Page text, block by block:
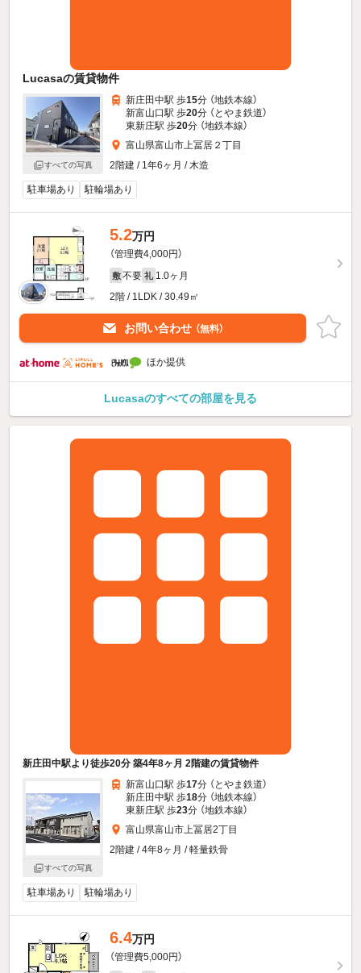
Lucasaの賃貸物件
すべての写真
新庄田中駅 歩15分 （地鉄本線）
新富山口駅 歩20分 （とやま鉄道）
東新庄駅 歩20分 （地鉄本線）
富山県富山市上冨居２丁目
2階建 / 1年6ヶ月 / 木造
駐車場あり 駐輪場あり
5.2万円
（管理費4,000円）
敷 不要 礼 1.0ヶ月
2階 / 1LDK / 30.49㎡
お問い合わせ （無料）
ほか提供
Lucasaのすべての部屋を見る
新庄田中駅より徒歩20分 築4年8ヶ月 2階建の賃貸物件
すべての写真
新富山口駅 歩17分 （とやま鉄道）
新庄田中駅 歩18分 （地鉄本線）
東新庄駅 歩23分 （地鉄本線）
富山県富山市上冨居2丁目
2階建 / 4年8ヶ月 / 軽量鉄骨
駐車場あり 駐輪場あり
6.4万円
（管理費5,000円）